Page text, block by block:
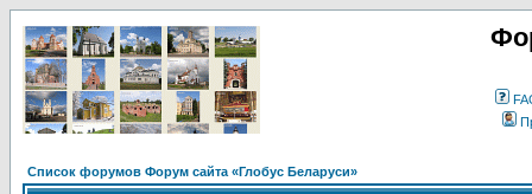
Список форумов Форум сайта «Глобус Беларуси»